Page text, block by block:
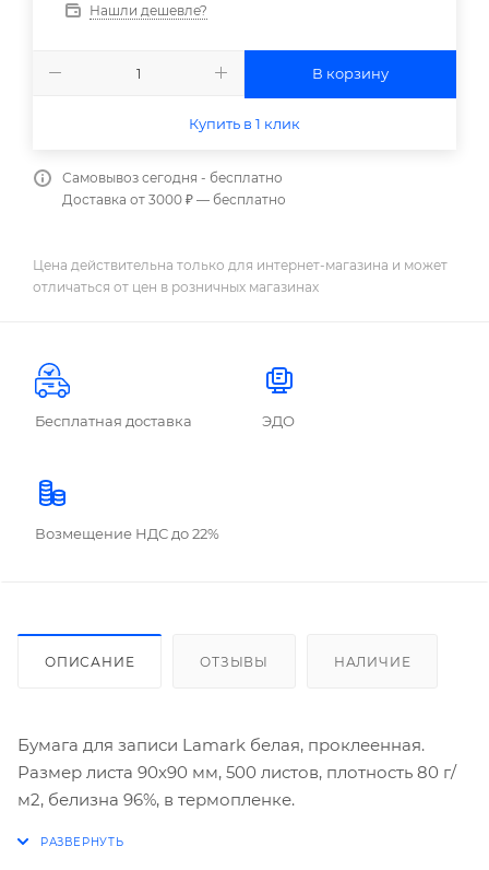
Нашли дешевле?
В корзину
Купить в 1 клик
Самовывоз сегодня - бесплатно
Доставка от 3000 ₽ — бесплатно
Цена действительна только для интернет-магазина и может
отличаться от цен в розничных магазинах
Бесплатная доставка ЭДО
Возмещение НДС до 22%
ОПИСАНИЕ ОТЗЫВЫ НАЛИЧИЕ
Бумага для записи Lamark белая, проклеенная.
Размер листа 90х90 мм, 500 листов, плотность 80 г/
м2, белизна 96%, в термопленке.